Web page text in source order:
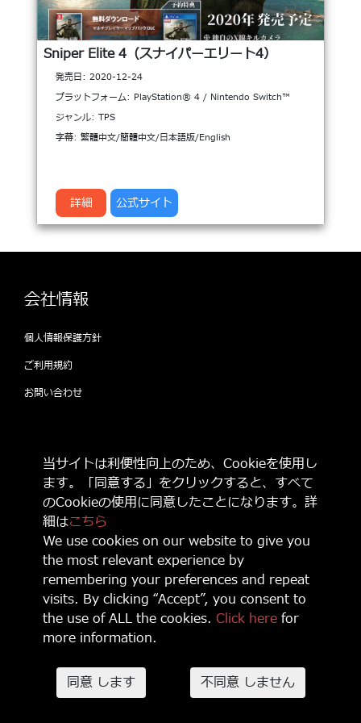
Sniper Elite 4（スナイパーエリート4）
発売日: 2020-12-24
プラットフォーム: PlayStation® 4 / Nintendo Switch™
ジャンル: TPS
字幕: 繁體中文/簡體中文/日本語版/English
詳細 公式サイト
当サイトは利便性向上のため、Cookieを使用し
ます。「同意する」をクリックすると、すべて
のCookieの使用に同意したことになります。詳
細はこちら
We use cookies on our website to give you
the most relevant experience by
remembering your preferences and repeat
visits. By clicking “Accept”, you consent to
the use of ALL the cookies. Click here for
more information.
同意 します 不同意 しません
会社情報
個人情報保護方針
ご利用規約
お問い合わせ
公式SNSをフォローして 最新情報をゲット
しよう！
© 2021 Game Source Entertainment All Right Reserved
”, “PlayStation, “ ” and “
” are registered trademarks or
trademarks of Sony Interactive Entertainment Inc.
Nintendo Switch is a trademark of Nintendo.
Microsoft, Xbox, Xbox Live, the Xbox logos, and/or other Microsoft
products referenced herein are either trademarks or registered
The names of actual companies and products mentioned herein may be
the trademarks of their respective owners.